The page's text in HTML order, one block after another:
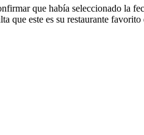
que había seleccionado la
que este es su restaurante